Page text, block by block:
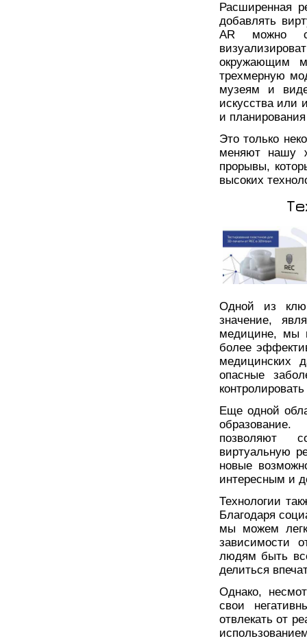
Расширенная
добавлять
AR можно
окружающим
трехмерную
музеям и
искусства или
и
Это только
меняют нашу
прорывы,
высоких
Одной из
значение,
медицине, мы
более
медицинских
опасные
Еще одной
позволяют
виртуальную
новые
интересным и
Технологии
Благодаря
мы можем
зависимости
людям быть
делиться
Однако,
свои
отвлекать от